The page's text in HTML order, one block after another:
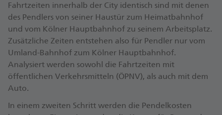
Fahrtzeiten innerhalb der City identisch sind mit denen
des Pendlers von seiner Haustür zum Heimatbahnhof
und vom Kölner Hauptbahnhof zu seinem Arbeitsplatz.
Zusätzliche Zeiten entstehen also für Pendler nur vom
Umland-Bahnhof zum Kölner Hauptbahnhof.
Analysiert werden sowohl die Fahrtzeiten mit
öffentlichen Verkehrsmitteln (ÖPNV), als auch mit dem
Auto.
In einem zweiten Schritt werden die Pendelkosten